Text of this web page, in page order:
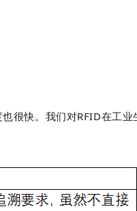
很快。 我们对RFID在工业